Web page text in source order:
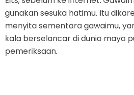
gunakan sesuka hatimu. Itu
menyita sementara gawaimu,
kala berselancar di dunia maya
pemeriksaan.